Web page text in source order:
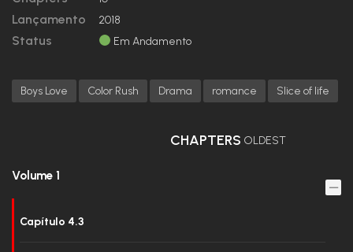
Lançamento 2018
Status Em Andamento
Boys Love Color Rush Drama romance Slice of life
CHAPTERS OLDEST
Volume 1
Capítulo 4.3